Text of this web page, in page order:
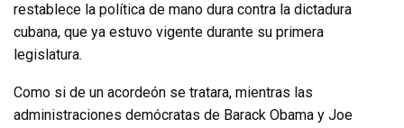
restablece la política de mano dura contra la dictadura
cubana, que ya estuvo vigente durante su primera
legislatura.
Como si de un acordeón se tratara, mientras las
administraciones demócratas de Barack Obama y Joe